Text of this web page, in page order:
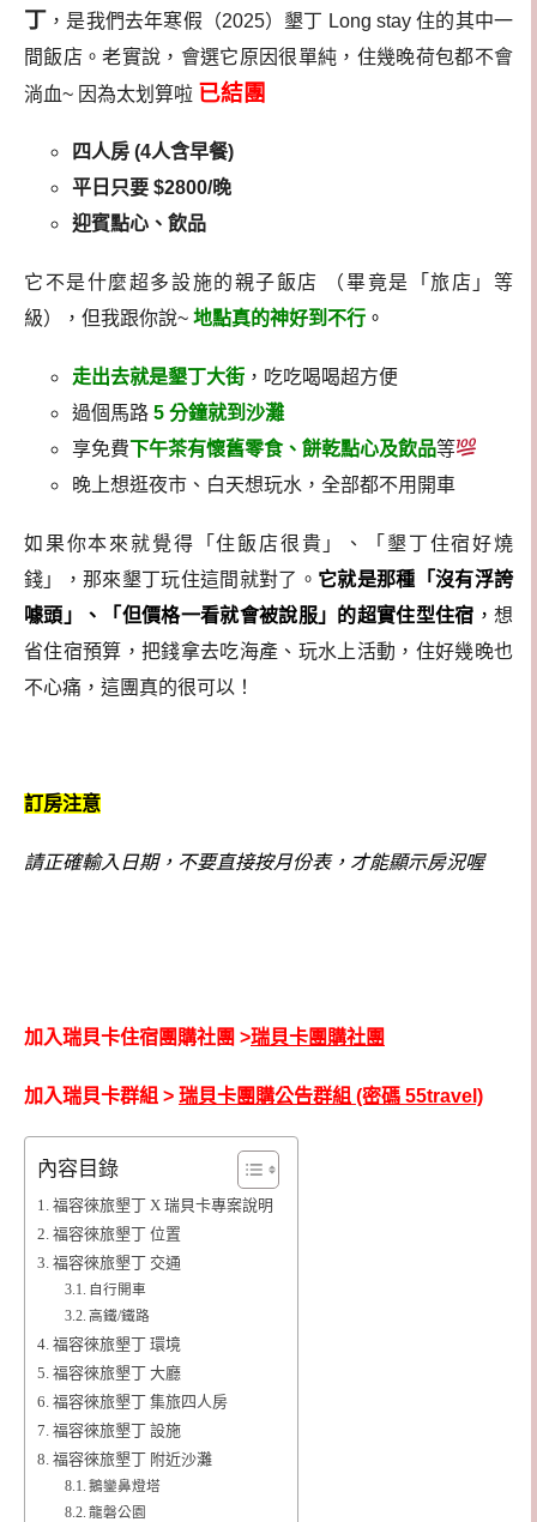
丁 ，是我們去年寒假（2025）墾丁 Long stay 住的其中一
間飯店。老實說，會選它原因很單純，住幾晚荷包都不會
淌血~ 因為太划算啦 已結團
四人房 (4人含早餐)
平日只要 $2800/晚
迎賓點心、飲品
它不是什麼超多設施的親子飯店 （畢竟是「旅店」等
級），但我跟你說~ 地點真的神好到不行 。
走出去就是墾丁大街 ，吃吃喝喝超方便
過個馬路 5 分鐘就到沙灘
享免費下午茶有懷舊零食、餅乾點心及飲品等
晚上想逛夜市、白天想玩水，全部都不用開車
如果你本來就覺得「住飯店很貴」、「墾丁住宿好燒
錢」，那來墾丁玩住這間就對了。 它就是那種「沒有浮誇
噱頭」、「但價格一看就會被說服」的超實住型住宿 ，想
省住宿預算，把錢拿去吃海產、玩水上活動，住好幾晚也
不心痛，這團真的很可以！
訂房注意
請正確輸入日期，不要直接按月份表，才能顯示房況喔
加入瑞貝卡住宿團購社團 >瑞貝卡團購社團
加入瑞貝卡群組 > 瑞貝卡團購公告群組 (密碼 55travel)
內容目錄
福容徠旅墾丁 X 瑞貝卡專案說明
福容徠旅墾丁 位置
福容徠旅墾丁 交通
自行開車
高鐵/鐵路
福容徠旅墾丁 環境
福容徠旅墾丁 大廳
福容徠旅墾丁 集旅四人房
福容徠旅墾丁 設施
福容徠旅墾丁 附近沙灘
鵝鑾鼻燈塔
龍磐公園